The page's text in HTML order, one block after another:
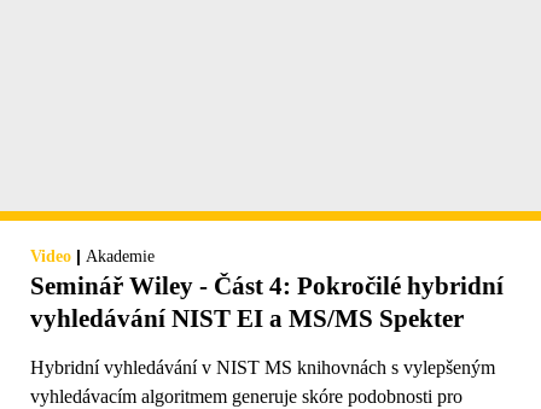
Video | Akademie
Seminář Wiley - Část 4: Pokročilé hybridní
vyhledávání NIST EI a MS/MS Spekter
Hybridní vyhledávání v NIST MS knihovnách s vylepšeným
vyhledávacím algoritmem generuje skóre podobnosti pro